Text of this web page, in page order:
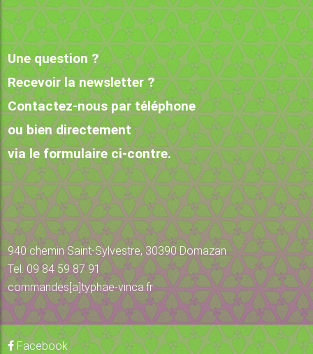
Une question ?
Recevoir la newsletter ?
Contactez-nous par téléphone
ou bien directement
via le formulaire ci-contre.
940 chemin Saint-Sylvestre, 30390 Domazan
Tel. 09 84 59 87 91
commandes[a]typhae-vinca.fr
Facebook